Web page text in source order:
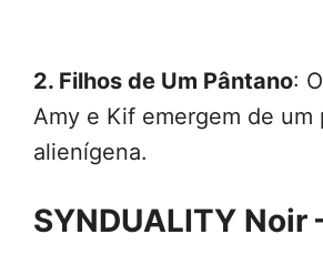
2. Filhos de Um Pântano:
Amy e Kif emergem de um
alienígena.
SYNDUALITY Noir